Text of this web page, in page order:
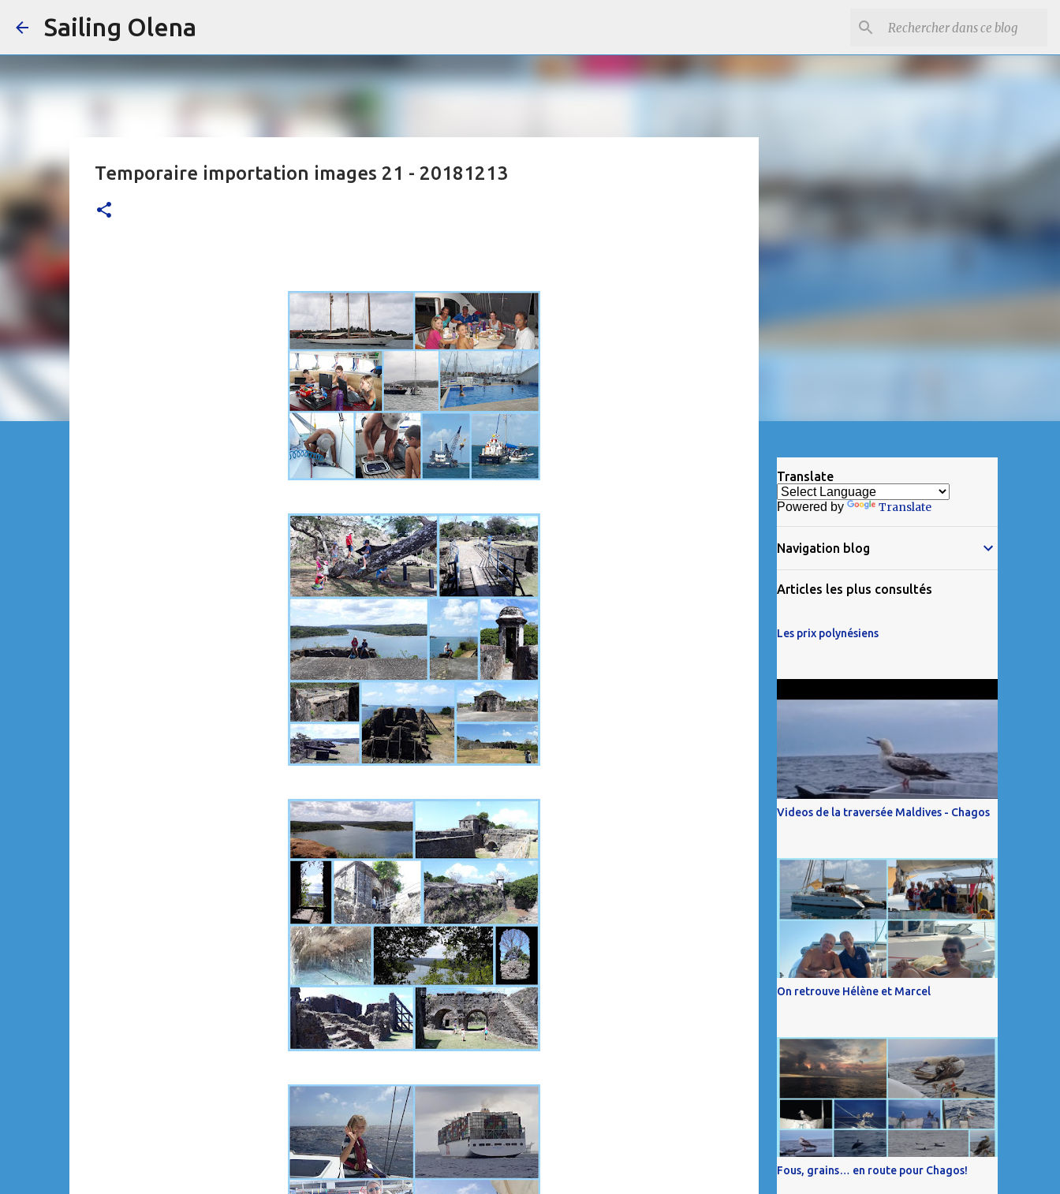
Sailing Olena
Temporaire importation images 21 - 20181213
Translate
Powered by Translate
Navigation blog
Articles les plus consultés
Les prix polynésiens
Videos de la traversée Maldives - Chagos
On retrouve Hélène et Marcel
Fous, grains… en route pour Chagos!